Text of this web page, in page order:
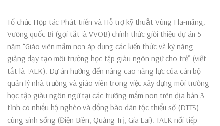
Tổ chức Hợp tác Phát triển và Hỗ trợ kỹ thuật Vùng Fla-măng,
Vương quốc Bỉ (gọi tắt là VVOB) chính thức giới thiệu dự án 5
năm “Giáo viên mầm non áp dụng các kiến thức và kỹ năng
giảng dạy tạo môi trường học tập giàu ngôn ngữ cho trẻ” (viết
tắt là TALK). Dự án hướng đến nâng cao năng lực của cán bộ
quản lý nhà trường và giáo viên trong việc xây dựng môi trường
học tập giàu ngôn ngữ tại các trường mầm non trên địa bàn 3
tỉnh có nhiều hộ nghèo và đồng bào dân tộc thiểu số (DTTS)
cùng sinh sống (Điện Biên, Quảng Trị, Gia Lai). TALK nối tiếp